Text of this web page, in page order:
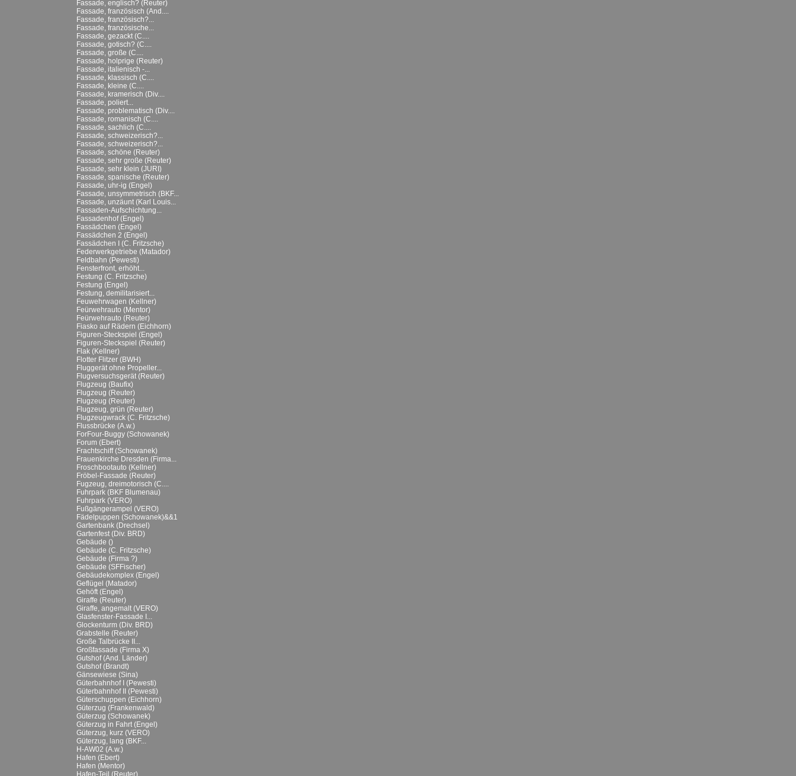
Fassade, englisch? (Reuter)
Fassade, französisch (And....
Fassade, französisch?...
Fassade, französische...
Fassade, gezackt (C....
Fassade, gotisch? (C....
Fassade, große (C....
Fassade, holprige (Reuter)
Fassade, italienisch -...
Fassade, klassisch (C....
Fassade, kleine (C....
Fassade, kramerisch (Div....
Fassade, poliert...
Fassade, problematisch (Div....
Fassade, romanisch (C....
Fassade, sachlich (C....
Fassade, schweizerisch?...
Fassade, schweizerisch?...
Fassade, schöne (Reuter)
Fassade, sehr große (Reuter)
Fassade, sehr klein (JURI)
Fassade, spanische (Reuter)
Fassade, uhr-ig (Engel)
Fassade, unsymmetrisch (BKF...
Fassade, unzäunt (Karl Louis...
Fassaden-Aufschichtung...
Fassadenhof (Engel)
Fassädchen (Engel)
Fassädchen 2 (Engel)
Fassädchen I (C. Fritzsche)
Federwerkgetriebe (Matador)
Feldbahn (Pewesti)
Fensterfront, erhöht...
Festung (C. Fritzsche)
Festung (Engel)
Festung, demilitarisiert...
Feuwehrwagen (Kellner)
Feürwehrauto (Mentor)
Feürwehrauto (Reuter)
Fiasko auf Rädern (Eichhorn)
Figuren-Steckspiel (Engel)
Figuren-Steckspiel (Reuter)
Flak (Kellner)
Flotter Flitzer (BWH)
Fluggerät ohne Propeller...
Flugversuchsgerät (Reuter)
Flugzeug (Baufix)
Flugzeug (Reuter)
Flugzeug (Reuter)
Flugzeug, grün (Reuter)
Flugzeugwrack (C. Fritzsche)
Flussbrücke (A.w.)
ForFour-Buggy (Schowanek)
Forum (Ebert)
Frachtschiff (Schowanek)
Frauenkirche Dresden (Firma...
Froschbootauto (Kellner)
Fröbel-Fassade (Reuter)
Fugzeug, dreimotorisch (C....
Fuhrpark (BKF Blumenau)
Fuhrpark (VERO)
Fußgängerampel (VERO)
Fädelpuppen (Schowanek)&&1
Gartenbank (Drechsel)
Gartenfest (Div. BRD)
Gebäude ()
Gebäude (C. Fritzsche)
Gebäude (Firma ?)
Gebäude (SFFischer)
Gebäudekomplex (Engel)
Geflügel (Matador)
Gehöft (Engel)
Giraffe (Reuter)
Giraffe, angemalt (VERO)
Glasfenster-Fassade I...
Glockenturm (Div. BRD)
Grabstelle (Reuter)
Große Talbrücke II...
Großfassade (Firma X)
Gutshof (And. Länder)
Gutshof (Brandt)
Gänsewiese (Sina)
Güterbahnhof I (Pewesti)
Güterbahnhof II (Pewesti)
Güterschuppen (Eichhorn)
Güterzug (Frankenwald)
Güterzug (Schowanek)
Güterzug in Fahrt (Engel)
Güterzug, kurz (VERO)
Güterzug, lang (BKF...
H-AW02 (A.w.)
Hafen (Ebert)
Hafen (Mentor)
Hafen-Teil (Reuter)